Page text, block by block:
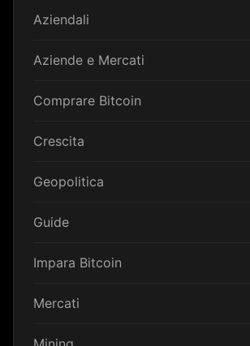
Aziendali
Aziende e Mercati
Comprare Bitcoin
Crescita
Geopolitica
Guide
Impara Bitcoin
Mercati